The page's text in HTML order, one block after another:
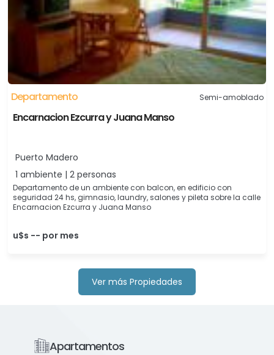
Departamento Semi-amoblado
Encarnacion Ezcurra y Juana Manso
Puerto Madero
1 ambiente | 2 personas
Departamento de un ambiente con balcon, en edificio con
seguridad 24 hs, gimnasio, laundry, salones y pileta sobre la calle
Encarnacion Ezcurra y Juana Manso
u$s -- por mes
Ver más Propiedades
Apartamentos